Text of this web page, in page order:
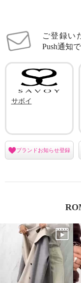
ご登録い
Push通知
サボイ
ブランドお知らせ登録